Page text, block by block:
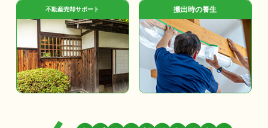
不動産売却サポート 搬出時の養生